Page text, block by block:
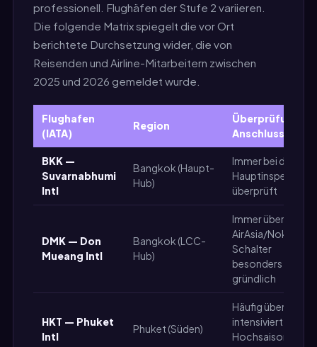
professionell. Flughäfen der Stufe 2 variieren.
Die folgende Matrix spiegelt die vor Ort
berichtete Durchsetzung wider, die von
Reisenden und Airline-Mitarbeitern zwischen
2025 und 2026 gemeldet wurde.
Flughafen
(IATA)
Region
Überprüfung
BKK —
Suvarnabhumi
Intl
Bangkok (Haupt-
Hub)
Immer bei der
Hauptinspektion
überprüft
DMK — Don
Mueang Intl
Bangkok (LCC-
Hub)
Immer überprüft,
AirAsia/Nok-
Schalter
besonders
gründlich
HKT — Phuket
Intl
Phuket (Süden)
Häufig überprüft,
intensiviert in der
Hochsaison von